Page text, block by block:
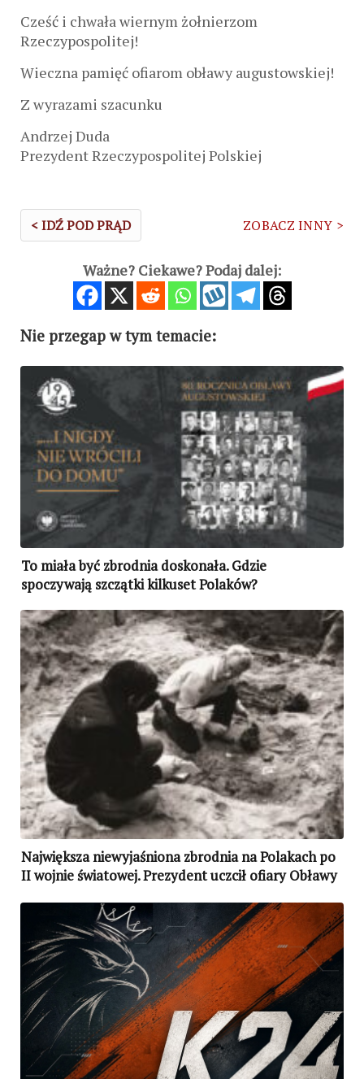
Cześć i chwała wiernym żołnierzom
Rzeczypospolitej!
Wieczna pamięć ofiarom obławy augustowskiej!
Z wyrazami szacunku
Andrzej Duda
Prezydent Rzeczypospolitej Polskiej
< IDŹ POD PRĄD ZOBACZ INNY >
Ważne? Ciekawe? Podaj dalej:
Nie przegap w tym temacie:
To miała być zbrodnia doskonała. Gdzie
spoczywają szczątki kilkuset Polaków?
Największa niewyjaśniona zbrodnia na Polakach po
II wojnie światowej. Prezydent uczcił ofiary Obławy